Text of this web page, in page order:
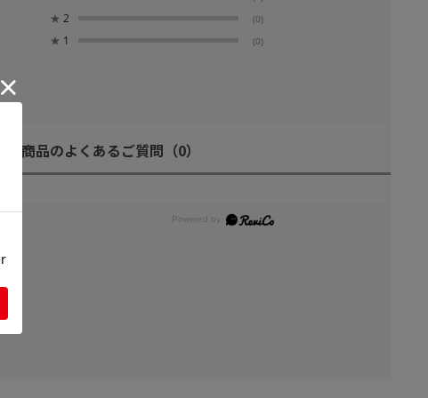
★ 2 (0)
★ 1 (0)
商品のよくあるご質問 （0）